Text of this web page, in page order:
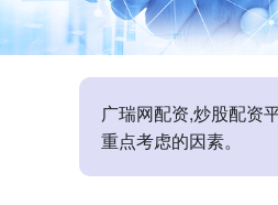
广瑞网配资,炒股配资
重点考虑的因素。